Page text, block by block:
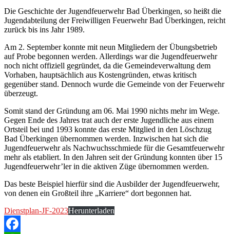
Die Geschichte der Jugendfeuerwehr Bad Überkingen, so heißt die
Jugendabteilung der Freiwilligen Feuerwehr Bad Überkingen, reicht
zurück bis ins Jahr 1989.
Am 2. September konnte mit neun Mitgliedern der Übungsbetrieb
auf Probe begonnen werden. Allerdings war die Jugendfeuerwehr
noch nicht offiziell gegründet, da die Gemeindeverwaltung dem
Vorhaben, hauptsächlich aus Kostengründen, etwas kritisch
gegenüber stand. Dennoch wurde die Gemeinde von der Feuerwehr
überzeugt.
Somit stand der Gründung am 06. Mai 1990 nichts mehr im Wege.
Gegen Ende des Jahres trat auch der erste Jugendliche aus einem
Ortsteil bei und 1993 konnte das erste Mitglied in den Löschzug
Bad Überkingen übernommen werden. Inzwischen hat sich die
Jugendfeuerwehr als Nachwuchsschmiede für die Gesamtfeuerwehr
mehr als etabliert. In den Jahren seit der Gründung konnten über 15
Jugendfeuerwehr’ler in die aktiven Züge übernommen werden.
Das beste Beispiel hierfür sind die Ausbilder der Jugendfeuerwehr,
von denen ein Großteil ihre „Karriere“ dort begonnen hat.
Dienstplan-JF-2023Herunterladen